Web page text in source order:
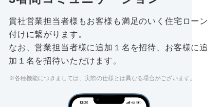
貴社営業担当者様もお客様も満足のいく住宅ローン
付けに繋がります。
なお、営業担当者様に追加１名を招待、お客様に追
加１名を招待いただけます。
※各種機能につきましては、実際の仕様とは異なる場合がございます。